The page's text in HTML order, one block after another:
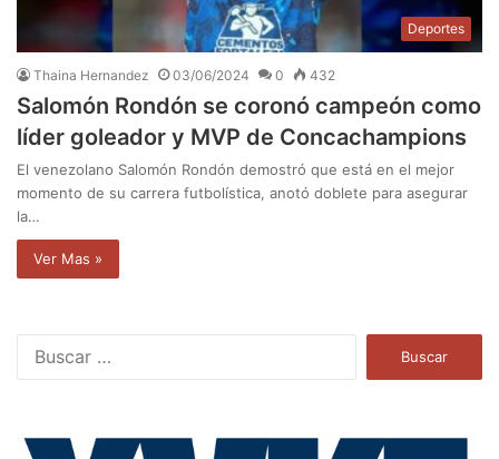
Deportes
Thaina Hernandez 03/06/2024 0 432
Salomón Rondón se coronó campeón como
líder goleador y MVP de Concachampions
El venezolano Salomón Rondón demostró que está en el mejor
momento de su carrera futbolística, anotó doblete para asegurar
la…
Ver Mas »
a